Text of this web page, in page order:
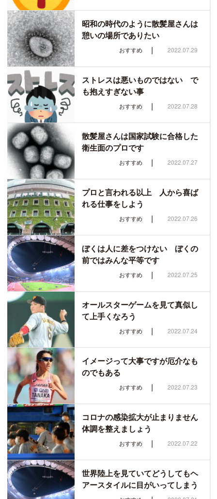
昭和の時代のように散髪屋さんは
憩いの場所でありたい
おすすめ | 2022.07.29
ストレスは悪いものではない で
も抱えすぎない事
おすすめ | 2022.07.28
散髪屋さんは国家試験に合格した
衛生面のプロです
おすすめ | 2022.07.27
プロと言われる以上 人から喜ば
れる仕事をしよう
おすすめ | 2022.07.26
ぼくは人に差をつけない ぼくの
前ではみんな平等です
おすすめ | 2022.07.25
オールスターゲームを見て真似し
て上手くなろう
おすすめ | 2022.07.24
イメージって大事ですが厄介なも
のでもある
おすすめ | 2022.07.23
コロナの感染拡大が止まりません
体調を整えましょう
おすすめ | 2022.07.22
世界陸上を見ていてどうしてもヘ
アースタイルに目がいってしまう